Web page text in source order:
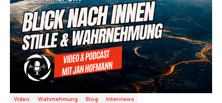
Video Wahrnehmung Blog Interviews